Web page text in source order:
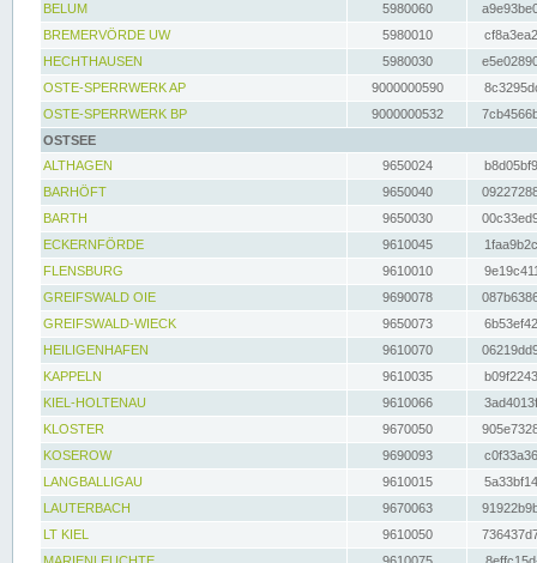
BELUM
5980060
BREMERVÖRDE UW
5980010
HECHTHAUSEN
5980030
OSTE-SPERRWERK AP
9000000590
OSTE-SPERRWERK BP
9000000532
OSTSEE
ALTHAGEN
9650024
BARHÖFT
9650040
BARTH
9650030
ECKERNFÖRDE
9610045
FLENSBURG
9610010
GREIFSWALD OIE
9690078
GREIFSWALD-WIECK
9650073
HEILIGENHAFEN
9610070
KAPPELN
9610035
KIEL-HOLTENAU
9610066
KLOSTER
9670050
KOSEROW
9690093
LANGBALLIGAU
9610015
LAUTERBACH
9670063
LT KIEL
9610050